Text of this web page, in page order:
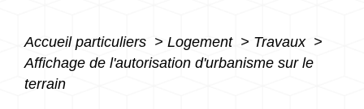
Accueil particuliers > Logement > Travaux >
Affichage de l'autorisation d'urbanisme sur le
terrain